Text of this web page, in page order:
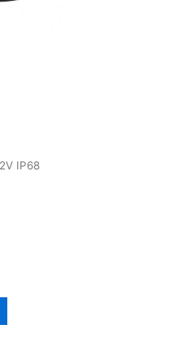
IP68